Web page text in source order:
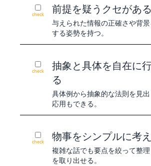
check 前提を疑うクセがある
与えられた情報の正確さや背
する姿勢を持つ。
check
抽象と具体を自在に
る
具体例から抽象的な法則を見
応用もできる。
check 物事をシンプルに考
複雑な話でも要点を絞って整
を取り出せる。